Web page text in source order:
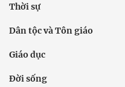
Thời sự
Dân tộc và Tôn giáo
Giáo dục
Đời sống